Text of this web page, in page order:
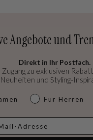
Angebote und
Direkt in Ihr Postfach.
Zugang zu exklusiven
Neuheiten und Styling-
Für Herren